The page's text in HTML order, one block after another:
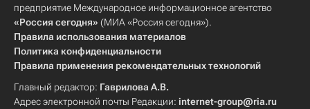
предприятие Международное информационное агентство
«Россия сегодня» (МИА «Россия сегодня»).
Правила использования материалов
Политика конфиденциальности
Правила применения рекомендательных технологий
Главный редактор: Гаврилова А.В.
Адрес электронной почты Редакции: internet-group@ria.ru